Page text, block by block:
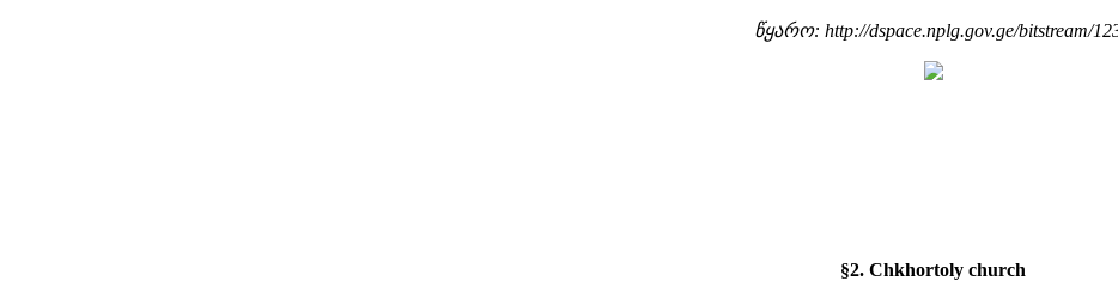
წყარო: http://dspace.nplg.gov.ge/bitstream/
§2. Chkhortoly church